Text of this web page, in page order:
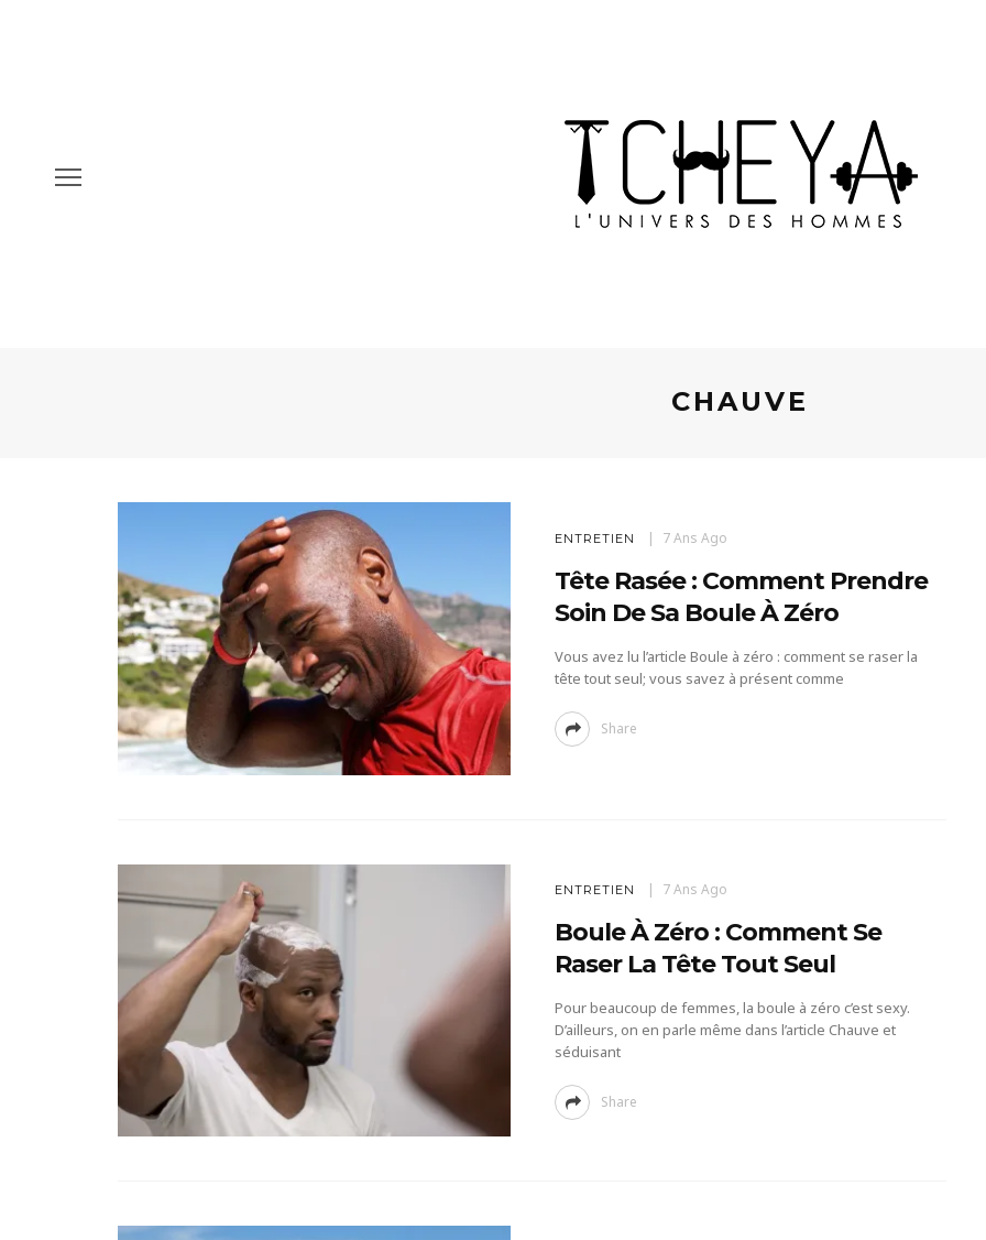
CHAUVE
ENTRETIEN 7 Ans Ago
Tête Rasée : Comment Prendre
Soin De Sa Boule À Zéro
Vous avez lu l’article Boule à zéro : comment se raser la
tête tout seul; vous savez à présent comme
Share
ENTRETIEN 7 Ans Ago
Boule À Zéro : Comment Se
Raser La Tête Tout Seul
Pour beaucoup de femmes, la boule à zéro c’est sexy.
D’ailleurs, on en parle même dans l’article Chauve et
séduisant
Share